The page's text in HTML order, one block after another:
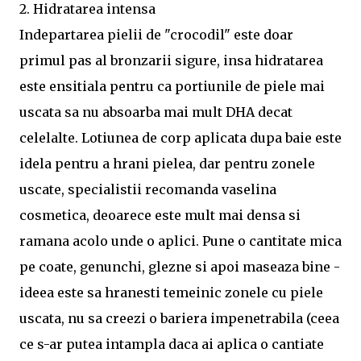
2. Hidratarea intensa
Indepartarea pielii de "crocodil" este doar
primul pas al bronzarii sigure, insa hidratarea
este ensitiala pentru ca portiunile de piele mai
uscata sa nu absoarba mai mult DHA decat
celelalte. Lotiunea de corp aplicata dupa baie este
idela pentru a hrani pielea, dar pentru zonele
uscate, specialistii recomanda vaselina
cosmetica, deoarece este mult mai densa si
ramana acolo unde o aplici. Pune o cantitate mica
pe coate, genunchi, glezne si apoi maseaza bine -
ideea este sa hranesti temeinic zonele cu piele
uscata, nu sa creezi o bariera impenetrabila (ceea
ce s-ar putea intampla daca ai aplica o cantiate